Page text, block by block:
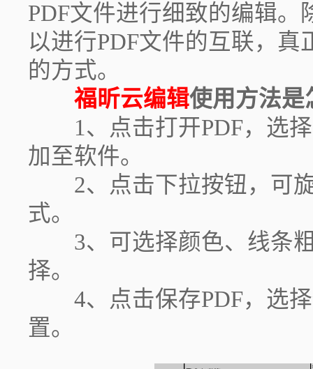
PDF文件进行细致的编辑。
以进行PDF文件的互联，
的方式。
福昕云编辑使用方法是
1、点击打开PDF，选择
加至软件。
2、点击下拉按钮，可旋
式。
3、可选择颜色、线条粗
择。
4、点击保存PDF，选择
置。